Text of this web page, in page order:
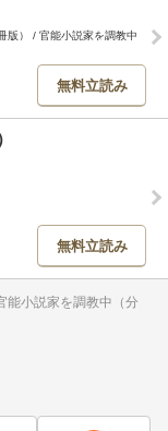
版） / 官能小説家を調教中
無料立読み
無料立読み
能小説家を調教中（分